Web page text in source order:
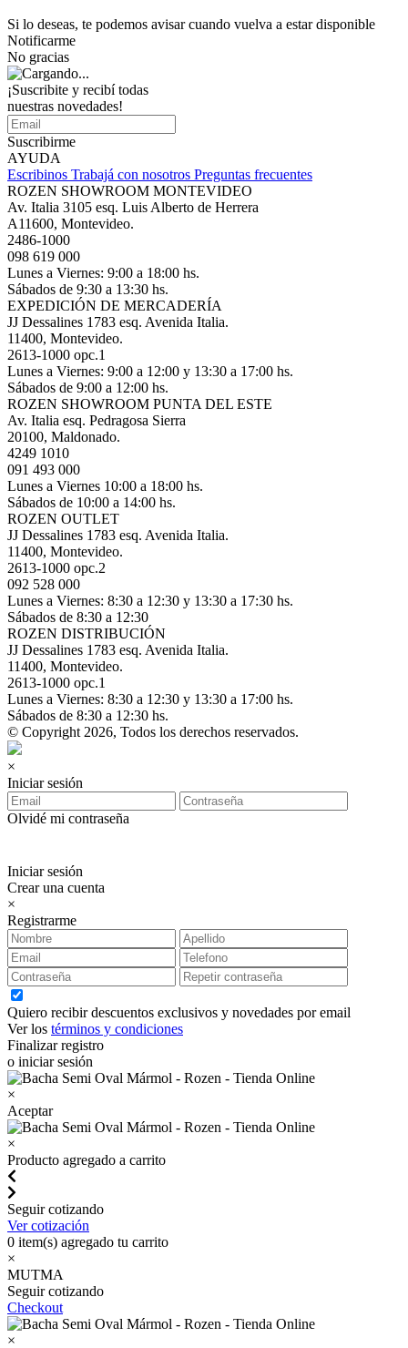
Si lo deseas, te podemos avisar cuando vuelva a estar disponible
Notificarme
No gracias
¡Suscribite y recibí todas
nuestras novedades!
Suscribirme
AYUDA
Escribinos Trabajá con nosotros Preguntas frecuentes
ROZEN SHOWROOM MONTEVIDEO
Av. Italia 3105 esq. Luis Alberto de Herrera
A11600, Montevideo.
2486-1000
098 619 000
Lunes a Viernes: 9:00 a 18:00 hs.
Sábados de 9:30 a 13:30 hs.
EXPEDICIÓN DE MERCADERÍA
JJ Dessalines 1783 esq. Avenida Italia.
11400, Montevideo.
2613-1000 opc.1
Lunes a Viernes: 9:00 a 12:00 y 13:30 a 17:00 hs.
Sábados de 9:00 a 12:00 hs.
ROZEN SHOWROOM PUNTA DEL ESTE
Av. Italia esq. Pedragosa Sierra
20100, Maldonado.
4249 1010
091 493 000
Lunes a Viernes 10:00 a 18:00 hs.
Sábados de 10:00 a 14:00 hs.
ROZEN OUTLET
JJ Dessalines 1783 esq. Avenida Italia.
11400, Montevideo.
2613-1000 opc.2
092 528 000
Lunes a Viernes: 8:30 a 12:30 y 13:30 a 17:30 hs.
Sábados de 8:30 a 12:30
ROZEN DISTRIBUCIÓN
JJ Dessalines 1783 esq. Avenida Italia.
11400, Montevideo.
2613-1000 opc.1
Lunes a Viernes: 8:30 a 12:30 y 13:30 a 17:00 hs.
Sábados de 8:30 a 12:30 hs.
© Copyright 2026, Todos los derechos reservados.
×
Iniciar sesión
Olvidé mi contraseña
Iniciar sesión
Crear una cuenta
×
Registrarme
Quiero recibir descuentos exclusivos y novedades por email
Ver los términos y condiciones
Finalizar registro
o iniciar sesión
×
Aceptar
×
Producto agregado a carrito
Seguir cotizando
Ver cotización
0 item(s) agregado tu carrito
×
MUTMA
Seguir cotizando
Checkout
×